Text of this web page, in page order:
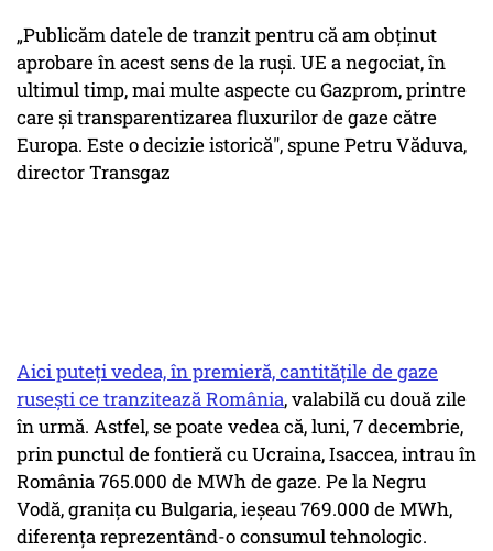
„Publicăm datele de tranzit pentru că am obţinut
aprobare în acest sens de la ruşi. UE a negociat, în
ultimul timp, mai multe aspecte cu Gazprom, printre
care şi transparentizarea fluxurilor de gaze către
Europa. Este o decizie istorică", spune Petru Văduva,
director Transgaz
Aici puteţi vedea, în premieră, cantităţile de gaze
ruseşti ce tranzitează România, valabilă cu două zile
în urmă. Astfel, se poate vedea că, luni, 7 decembrie,
prin punctul de fontieră cu Ucraina, Isaccea, intrau în
România 765.000 de MWh de gaze. Pe la Negru
Vodă, graniţa cu Bulgaria, ieşeau 769.000 de MWh,
diferenţa reprezentând-o consumul tehnologic.